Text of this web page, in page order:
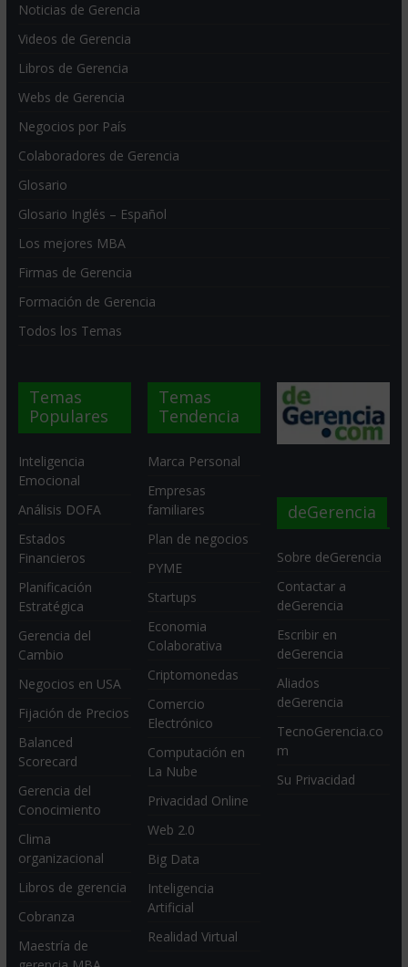
Noticias de Gerencia
Videos de Gerencia
Libros de Gerencia
Webs de Gerencia
Negocios por País
Colaboradores de Gerencia
Glosario
Glosario Inglés – Español
Los mejores MBA
Firmas de Gerencia
Formación de Gerencia
Todos los Temas
Temas
Populares
Inteligencia
Emocional
Análisis DOFA
Estados
Financieros
Planificación
Estratégica
Gerencia del
Cambio
Negocios en USA
Fijación de Precios
Balanced
Scorecard
Gerencia del
Conocimiento
Clima
organizacional
Libros de gerencia
Cobranza
Maestría de
Temas
Tendencia
Marca Personal
Empresas
familiares
Plan de negocios
PYME
Startups
Economia
Colaborativa
Criptomonedas
Comercio
Electrónico
Computación en
La Nube
Privacidad Online
Web 2.0
Big Data
Inteligencia
Artificial
Realidad Virtual
deGerencia
Sobre deGerencia
Contactar a
deGerencia
Escribir en
deGerencia
Aliados
deGerencia
TecnoGerencia.co
m
Su Privacidad